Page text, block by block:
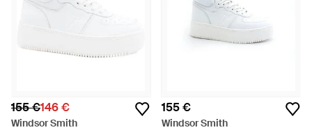
155 €146 €
Windsor Smith
155 €
Windsor Smith